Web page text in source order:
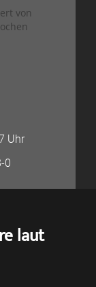
von
Uhr
0
laut